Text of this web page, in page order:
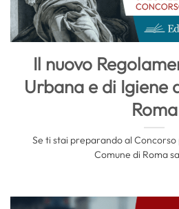
Il nuovo
Urbana e di Igiene
Roma
Se ti stai preparando al
Comune di Roma